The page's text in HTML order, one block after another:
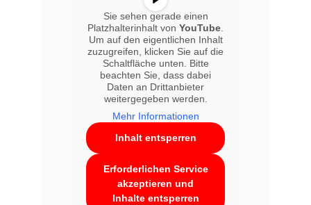
Sie sehen gerade einen
Platzhalterinhalt von YouTube.
Um auf den eigentlichen Inhalt
zuzugreifen, klicken Sie auf die
Schaltfläche unten. Bitte
beachten Sie, dass dabei
Daten an Drittanbieter
weitergegeben werden.
Mehr Informationen
Inhalt entsperren
Erforderlichen Service
akzeptieren und
Inhalte entsperren